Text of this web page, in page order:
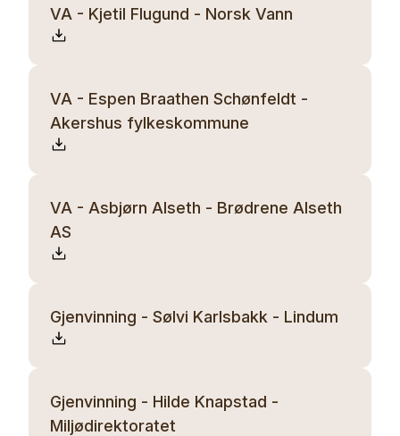
VA - Kjetil Flugund - Norsk Vann
VA - Espen Braathen Schønfeldt -
Akershus fylkeskommune
VA - Asbjørn Alseth - Brødrene Alseth
AS
Gjenvinning - Sølvi Karlsbakk - Lindum
Gjenvinning - Hilde Knapstad -
Miljødirektoratet